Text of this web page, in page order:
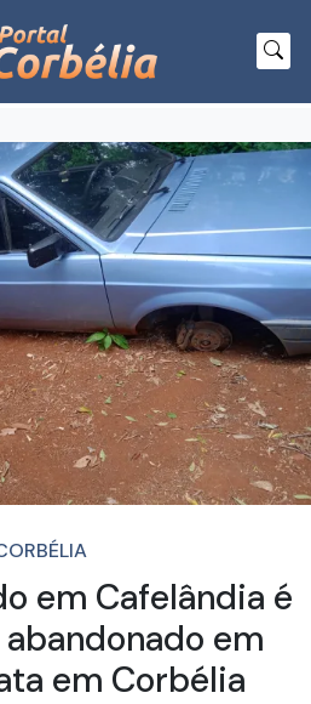
em Cafelândia é
em
em Corbélia